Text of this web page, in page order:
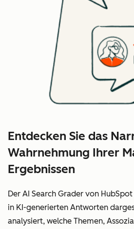
Entdecken Sie das
Wahrnehmung Ihrer
Ergebnissen
Der AI Search Grader von
in KI-generierten Antworten
analysiert, welche Themen,